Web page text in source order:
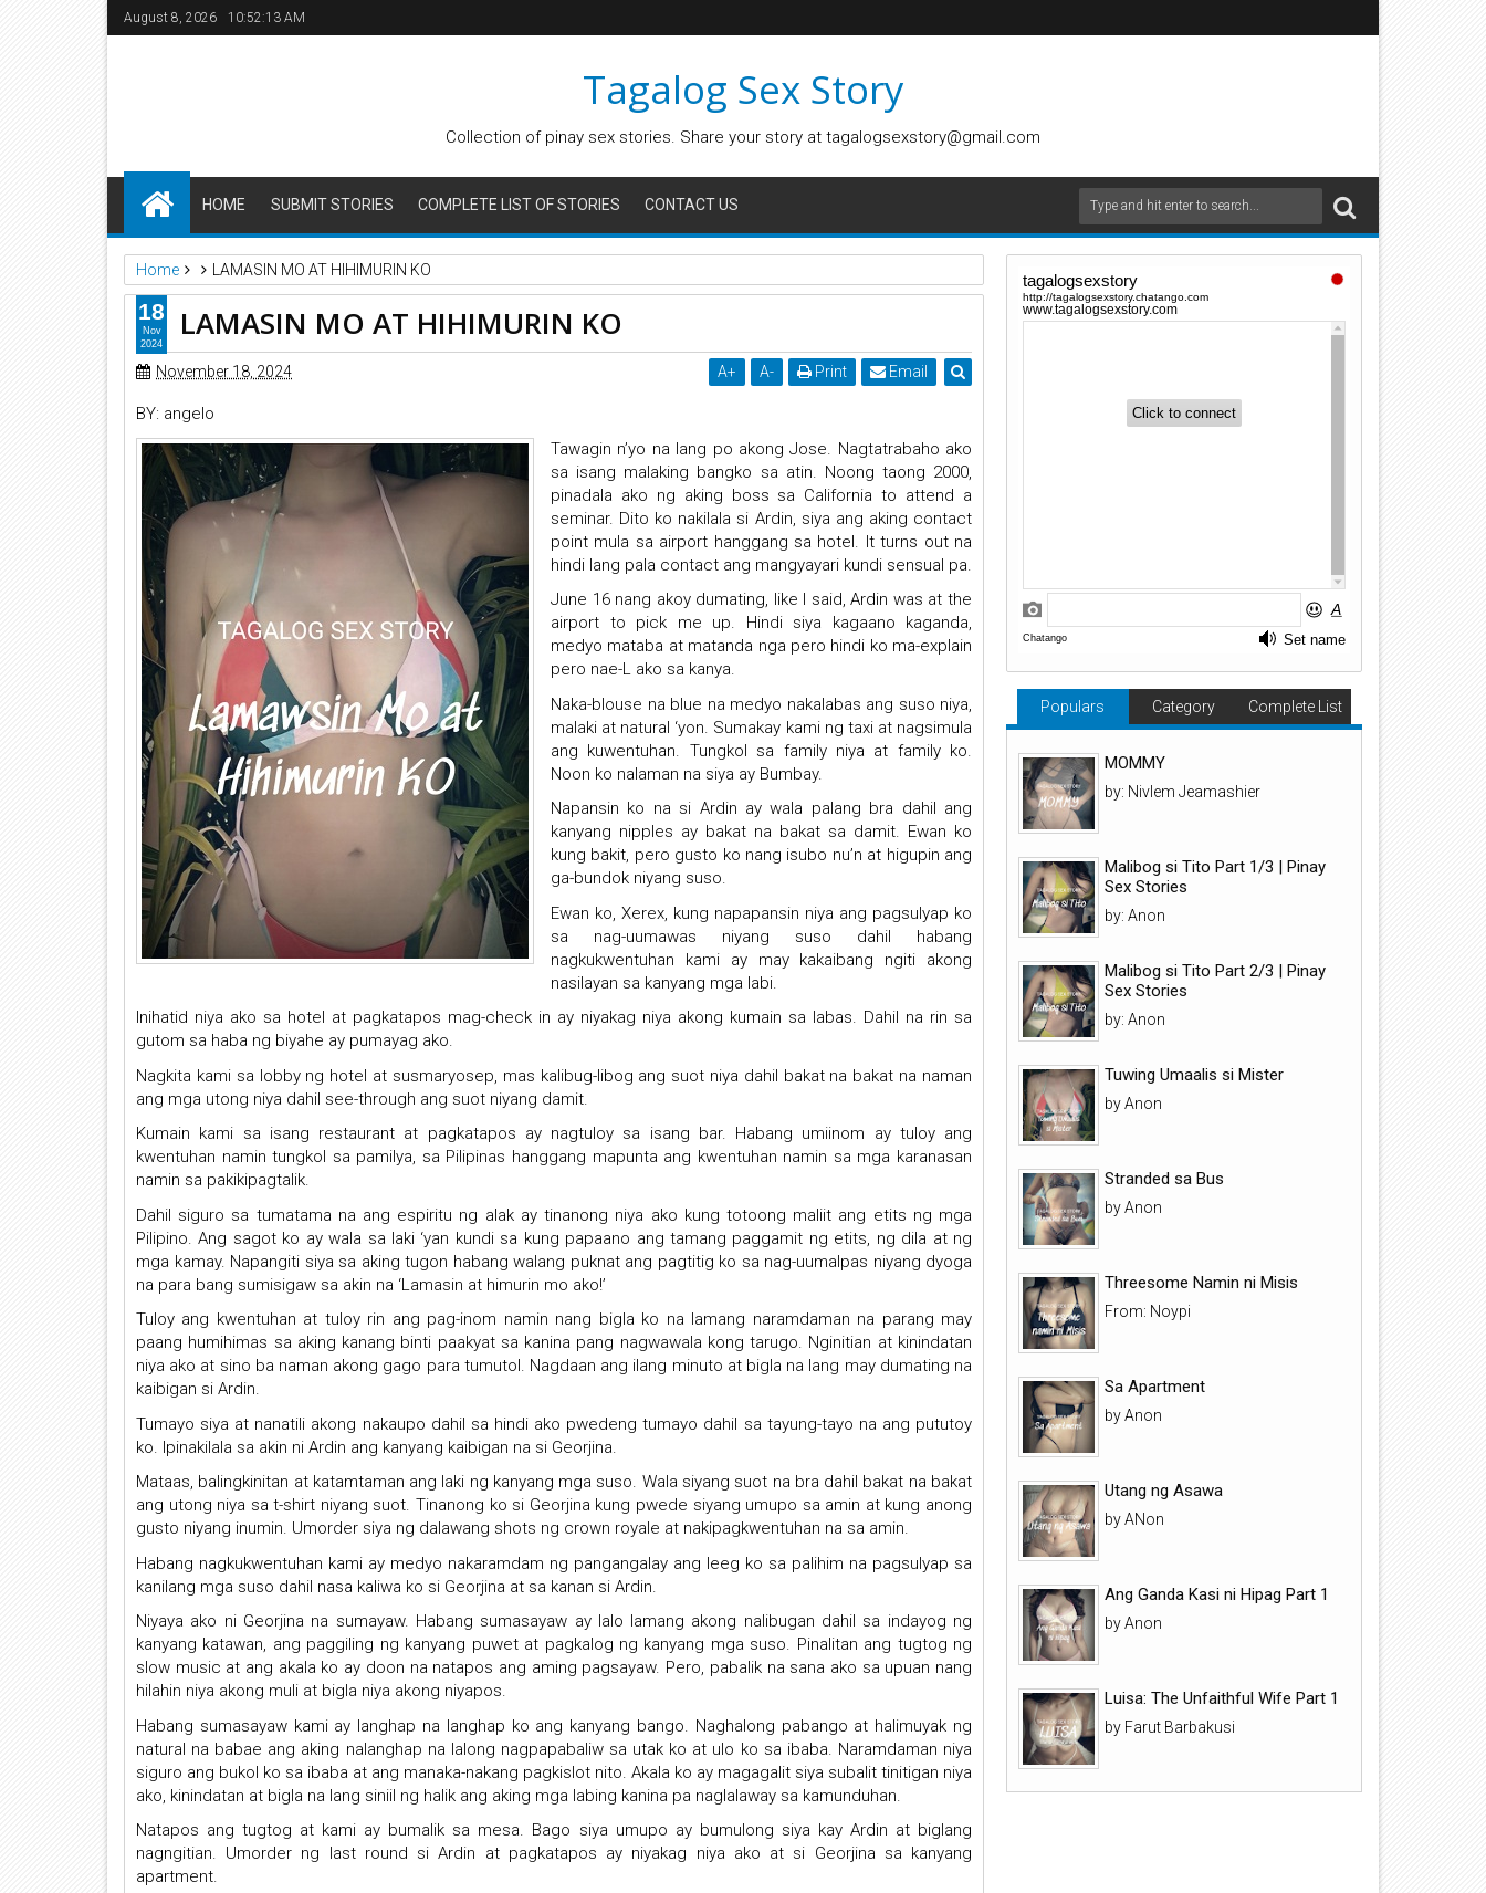
August 8, 2026 10:52:14 AM
Tagalog Sex Story
Collection of pinay sex stories. Share your story at tagalogsexstory@gmail.com
HOME SUBMIT STORIES COMPLETE LIST OF STORIES CONTACT US
Home LAMASIN MO AT HIHIMURIN KO
LAMASIN MO AT HIHIMURIN KO
November 18, 2024 A+ A- Print Email
BY: angelo
Tawagin n’yo na lang po akong Jose. Nagtatrabaho ako
sa isang malaking bangko sa atin. Noong taong 2000,
pinadala ako ng aking boss sa California to attend a
seminar. Dito ko nakilala si Ardin, siya ang aking contact
point mula sa airport hanggang sa hotel. It turns out na
hindi lang pala contact ang mangyayari kundi sensual pa.
June 16 nang akoy dumating, like I said, Ardin was at the
airport to pick me up. Hindi siya kagaano kaganda,
medyo mataba at matanda nga pero hindi ko ma-explain
pero nae-L ako sa kanya.
Naka-blouse na blue na medyo nakalabas ang suso niya,
malaki at natural ‘yon. Sumakay kami ng taxi at nagsimula
ang kuwentuhan. Tungkol sa family niya at family ko.
Noon ko nalaman na siya ay Bumbay.
Napansin ko na si Ardin ay wala palang bra dahil ang
kanyang nipples ay bakat na bakat sa damit. Ewan ko
kung bakit, pero gusto ko nang isubo nu’n at higupin ang
ga-bundok niyang suso.
Ewan ko, Xerex, kung napapansin niya ang pagsulyap ko
sa nag-uumawas niyang suso dahil habang
nagkukwentuhan kami ay may kakaibang ngiti akong
nasilayan sa kanyang mga labi.
Inihatid niya ako sa hotel at pagkatapos mag-check in ay niyakag niya akong kumain sa labas. Dahil na rin sa
gutom sa haba ng biyahe ay pumayag ako.
Nagkita kami sa lobby ng hotel at susmaryosep, mas kalibug-libog ang suot niya dahil bakat na bakat na naman
ang mga utong niya dahil see-through ang suot niyang damit.
Kumain kami sa isang restaurant at pagkatapos ay nagtuloy sa isang bar. Habang umiinom ay tuloy ang
kwentuhan namin tungkol sa pamilya, sa Pilipinas hanggang mapunta ang kwentuhan namin sa mga karanasan
namin sa pakikipagtalik.
Dahil siguro sa tumatama na ang espiritu ng alak ay tinanong niya ako kung totoong maliit ang etits ng mga
Pilipino. Ang sagot ko ay wala sa laki ‘yan kundi sa kung papaano ang tamang paggamit ng etits, ng dila at ng
mga kamay. Napangiti siya sa aking tugon habang walang puknat ang pagtitig ko sa nag-uumalpas niyang dyoga
na para bang sumisigaw sa akin na ‘Lamasin at himurin mo ako!’
Tuloy ang kwentuhan at tuloy rin ang pag-inom namin nang bigla ko na lamang naramdaman na parang may
paang humihimas sa aking kanang binti paakyat sa kanina pang nagwawala kong tarugo. Nginitian at kinindatan
niya ako at sino ba naman akong gago para tumutol. Nagdaan ang ilang minuto at bigla na lang may dumating na
kaibigan si Ardin.
Tumayo siya at nanatili akong nakaupo dahil sa hindi ako pwedeng tumayo dahil sa tayung-tayo na ang pututoy
ko. Ipinakilala sa akin ni Ardin ang kanyang kaibigan na si Georjina.
Mataas, balingkinitan at katamtaman ang laki ng kanyang mga suso. Wala siyang suot na bra dahil bakat na bakat
ang utong niya sa t-shirt niyang suot. Tinanong ko si Georjina kung pwede siyang umupo sa amin at kung anong
gusto niyang inumin. Umorder siya ng dalawang shots ng crown royale at nakipagkwentuhan na sa amin.
Habang nagkukwentuhan kami ay medyo nakaramdam ng pangangalay ang leeg ko sa palihim na pagsulyap sa
kanilang mga suso dahil nasa kaliwa ko si Georjina at sa kanan si Ardin.
Niyaya ako ni Georjina na sumayaw. Habang sumasayaw ay lalo lamang akong nalibugan dahil sa indayog ng
kanyang katawan, ang paggiling ng kanyang puwet at pagkalog ng kanyang mga suso. Pinalitan ang tugtog ng
slow music at ang akala ko ay doon na natapos ang aming pagsayaw. Pero, pabalik na sana ako sa upuan nang
hilahin niya akong muli at bigla niya akong niyapos.
Habang sumasayaw kami ay langhap na langhap ko ang kanyang bango. Naghalong pabango at halimuyak ng
natural na babae ang aking nalanghap na lalong nagpapabaliw sa utak ko at ulo ko sa ibaba. Naramdaman niya
siguro ang bukol ko sa ibaba at ang manaka-nakang pagkislot nito. Akala ko ay magagalit siya subalit tinitigan niya
ako, kinindatan at bigla na lang siniil ng halik ang aking mga labing kanina pa naglalaway sa kamunduhan.
Natapos ang tugtog at kami ay bumalik sa mesa. Bago siya umupo ay bumulong siya kay Ardin at biglang
nagngitian. Umorder ng last round si Ardin at pagkatapos ay niyakag niya ako at si Georjina sa kanyang
apartment.
18
Nov
2024
Populars Category Complete List
MOMMY
by: Nivlem Jeamashier
Malibog si Tito Part 1/3 | Pinay
Sex Stories
by: Anon
Malibog si Tito Part 2/3 | Pinay
Sex Stories
by: Anon
Tuwing Umaalis si Mister
by Anon
Stranded sa Bus
by Anon
Threesome Namin ni Misis
From: Noypi
Sa Apartment
by Anon
Utang ng Asawa
by ANon
Ang Ganda Kasi ni Hipag Part 1
by Anon
Luisa: The Unfaithful Wife Part 1
by Farut Barbakusi